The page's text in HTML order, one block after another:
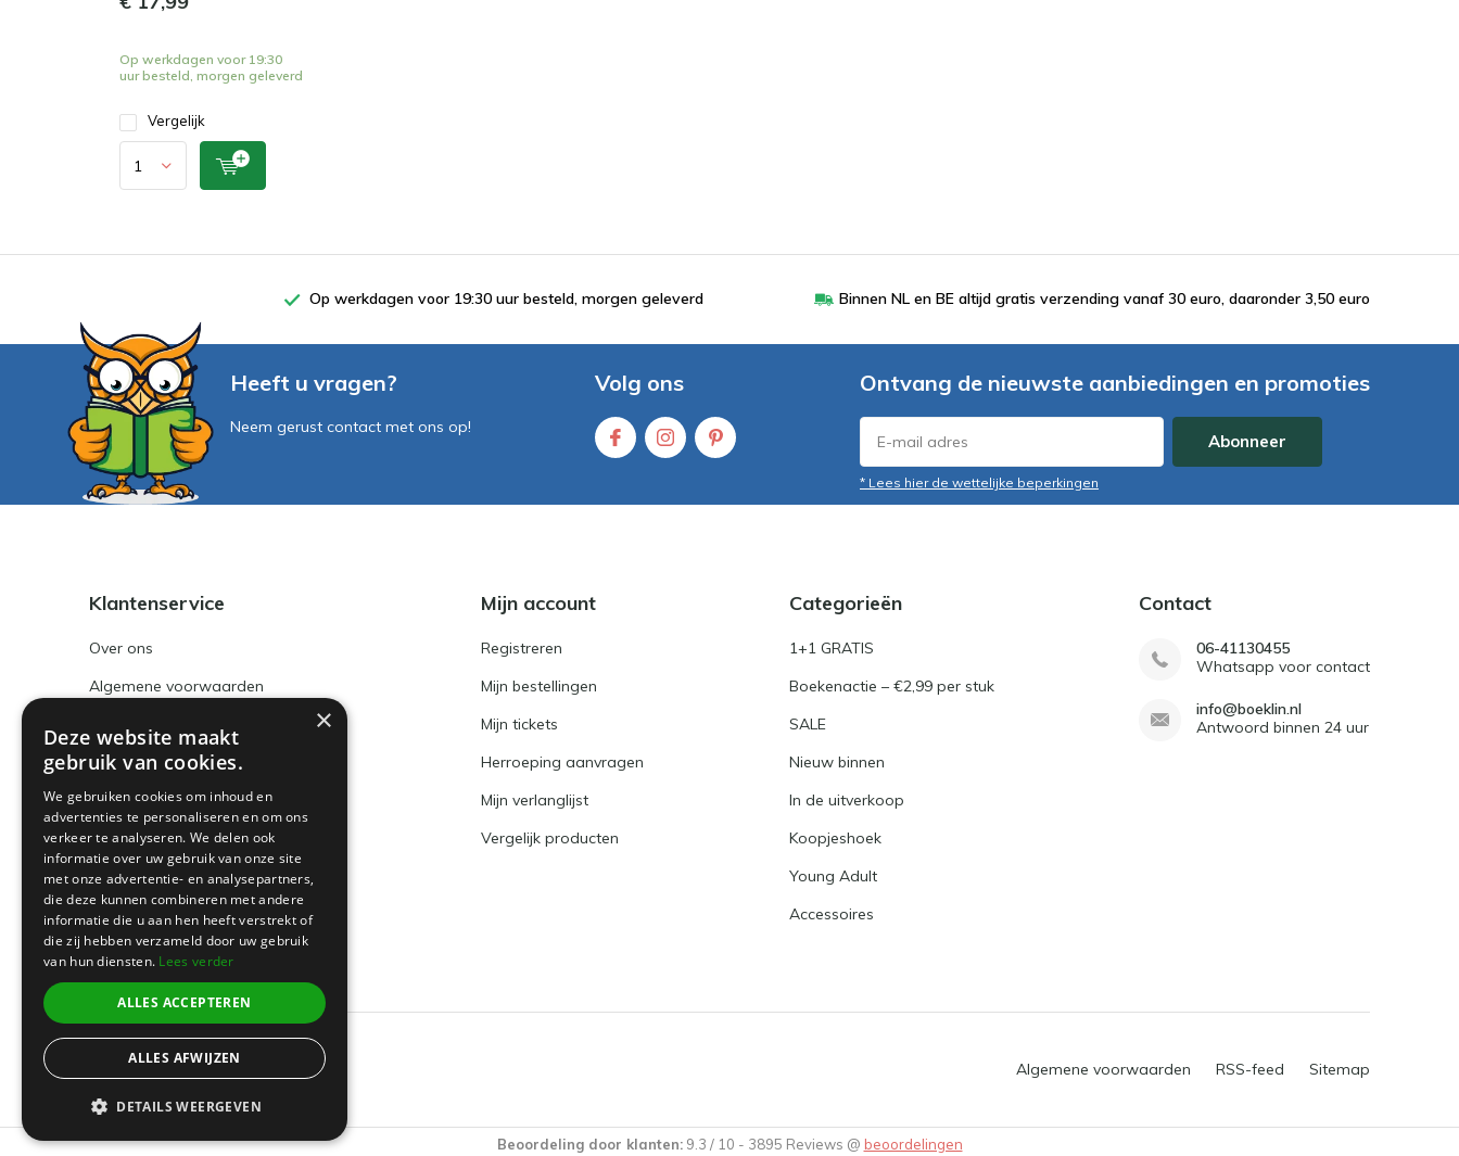
Op werkdagen voor 19:30
uur besteld, morgen geleverd
Vergelijk
Op werkdagen voor 19:30 uur besteld, morgen geleverd Binnen NL en BE altijd gratis verzending vanaf 30 euro, daaronder 3,50 euro
Heeft u vragen?
Neem gerust contact met ons op!
Volg ons Ontvang de nieuwste aanbiedingen en promoties
Abonneer
* Lees hier de wettelijke beperkingen
Klantenservice
Over ons
Algemene voorwaarden
Privacy Policy
Betaalmethoden en BTW nummer
Verzenden & retourneren
Klantenservice
Sitemap
Mijn account
Registreren
Mijn bestellingen
Mijn tickets
Herroeping aanvragen
Mijn verlanglijst
Vergelijk producten
Categorieën
1+1 GRATIS
Boekenactie – €2,99 per stuk
SALE
Nieuw binnen
In de uitverkoop
Koopjeshoek
Young Adult
Accessoires
Contact
06-41130455
Whatsapp voor contact
info@boeklin.nl
Antwoord binnen 24 uur
© 2026 -Boeklin Algemene voorwaarden RSS-feed Sitemap
Beoordeling door klanten:9.3 / 10 - 3895 Reviews @ beoordelingen
×
Deze website maakt
gebruik van cookies.
We gebruiken cookies om inhoud en
advertenties te personaliseren en om ons
verkeer te analyseren. We delen ook
informatie over uw gebruik van onze site
met onze advertentie- en analysepartners,
die deze kunnen combineren met andere
informatie die u aan hen heeft verstrekt of
die zij hebben verzameld door uw gebruik
van hun diensten. Lees verder
ALLES ACCEPTEREN
ALLES AFWIJZEN
DETAILS WEERGEVEN